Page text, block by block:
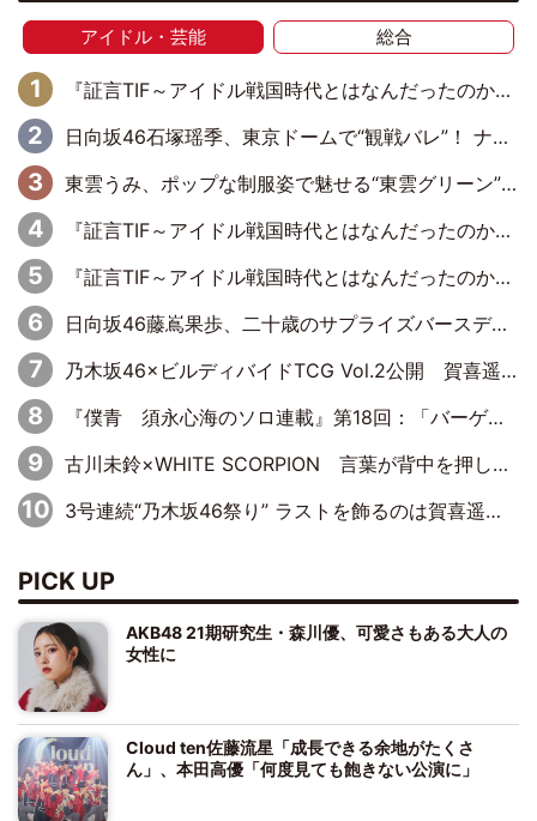
アイドル・芸能 総合
『証言TIF～アイドル戦国時代とはなんだったのか～』第6回：でんぱ組.inc・古川未鈴×相沢梨紗「『ハロプロやりたかったな』って言ったら、夢眠ねむさんに『てめえはでんぱ組．incなんだよ！』って肩パンされて(笑)」
日向坂46石塚瑶季、東京ドームで“観戦バレ”！ ナイツ・塙も認めた「巨人に詳しすぎるアイドル」は元VENUSスクール生で杉内コーチ推し⁉
東雲うみ、ポップな制服姿で魅せる“東雲グリーン”の正体
『証言TIF～アイドル戦国時代とはなんだったのか～』第8回：Negicco・Nao☆×Megu×Kaede「東京からオファーが来たのと、梨の皮剥きとどっちが大事なんだって」
『証言TIF～アイドル戦国時代とはなんだったのか～』第10回：さくら学院・武藤彩未×飯田らうら「正直、中3で辞めるというのを信じてなくて。そう言われてはいたけど、嘘でしょって」
日向坂46藤嶌果歩、二十歳のサプライズバースデーに大喜び「頼られる先輩になれるように努力していきたい」
乃木坂46×ビルディバイドTCG Vol.2公開 賀喜遥香＆田村真佑が『京まふ』ステージに登壇
『僕青 須永心海のソロ連載』第18回：「バーゲンセールハンターみうな inしまむら」編
古川未鈴×WHITE SCORPION 言葉が背中を押した“それぞれの決意”
3号連続“乃木坂46祭り” ラストを飾るのは賀喜遥香…5年ぶりの登場に「5年分大人になった私を見ていただけたら」
PICK UP
AKB48 21期研究生・森川優、可愛さもある大人の
女性に
Cloud ten佐藤流星「成長できる余地がたくさ
ん」、本田高優「何度見ても飽きない公演に」